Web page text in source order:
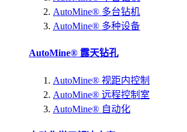
AutoMine® 多台钻机
AutoMine® 多种设备
AutoMine® 露天钻孔
AutoMine® 视距内控制
AutoMine® 远程控制室
AutoMine® 自动化